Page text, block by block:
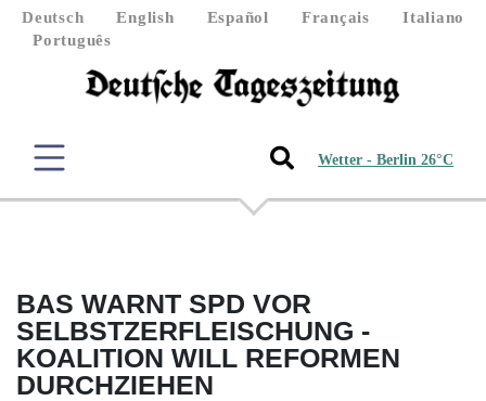
Deutsch English Español Français
Italiano
Português
Wetter - Berlin 26°C
BAS WARNT SPD VOR
SELBSTZERFLEISCHUNG -
KOALITION WILL REFORMEN
DURCHZIEHEN